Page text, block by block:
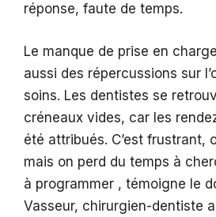
réponse, faute de temps.
Le manque de prise en
aussi des répercussions sur
soins. Les dentistes se
créneaux vides, car les
été attribués. C’est frustrant,
mais on perd du temps à
à programmer , témoigne le
Vasseur, chirurgien-dentiste